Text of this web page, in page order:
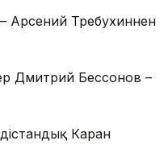
Арсений Требухиннен
Дмитрий Бессонов –
Каран